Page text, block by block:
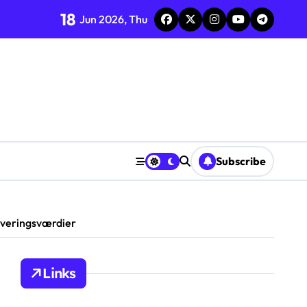
spillerengagement
18 Jun 2026, Thu
Subscribe
Links